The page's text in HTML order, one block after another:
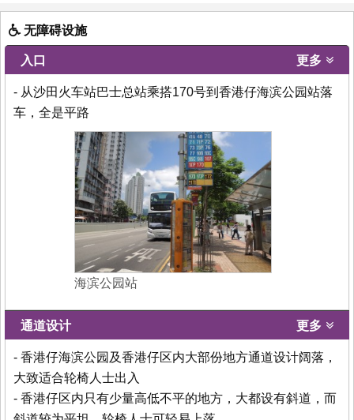
无障碍设施
入口 更多
- 从沙田火车站巴士总站乘搭170号到香港仔海滨公园站落
车，全是平路
海滨公园站
通道设计 更多
- 香港仔海滨公园及香港仔区内大部份地方通道设计阔落，
大致适合轮椅人士出入
- 香港仔区内只有少量高低不平的地方，大都设有斜道，而